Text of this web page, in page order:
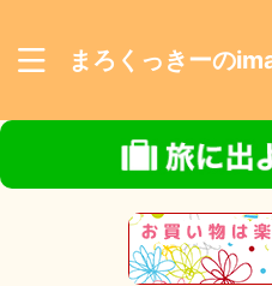
まろくっきーの